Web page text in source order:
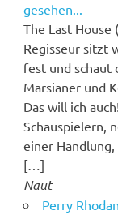
gesehen...
The Last
Regisseur sitzt
fest und schaut
Marsianer und
Das will ich
Schauspielern,
einer
[…]
Naut
Perry